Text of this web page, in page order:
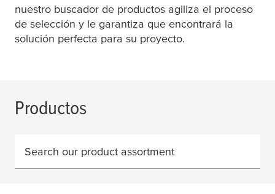
nuestro buscador de productos agiliza el proceso
de selección y le garantiza que encontrará la
solución perfecta para su proyecto.
Productos
Search our product assortment